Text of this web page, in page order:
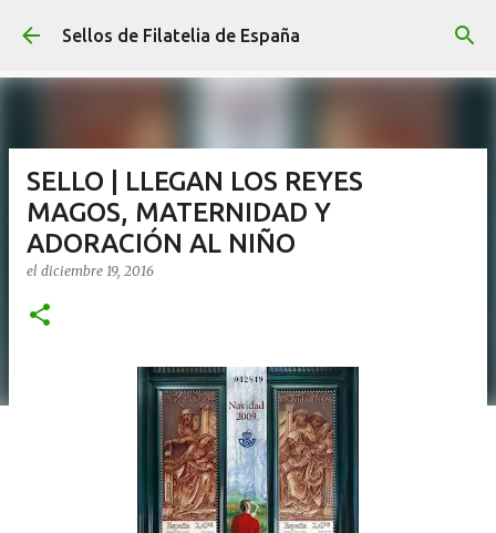
Ir al contenido principal
Sellos de Filatelia de España
SELLO | LLEGAN LOS REYES
MAGOS, MATERNIDAD Y
ADORACIÓN AL NIÑO
el diciembre 19, 2016